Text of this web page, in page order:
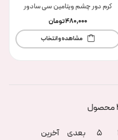
کرم دور چشم ویتامین سی سادور
480,000تومان
مشاهده و انتخاب
۵ بعدی آخرین